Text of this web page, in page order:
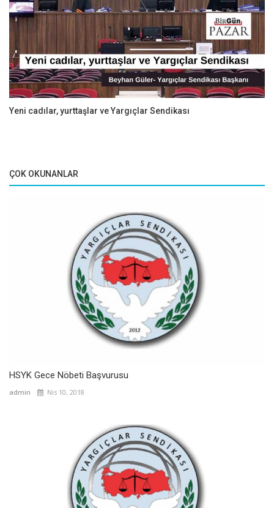
Yeni cadılar, yurttaşlar ve Yargıçlar Sendikası
ÇOK OKUNANLAR
HSYK Gece Nöbeti Başvurusu
admin Nis 10, 2018